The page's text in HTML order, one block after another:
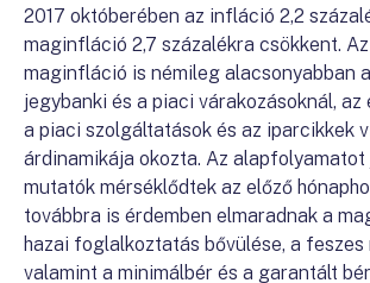
2017 októberében az infláció 2,2
maginfláció 2,7 százalékra csökkent.
maginfláció is némileg alacsonyabban
jegybanki és a piaci várakozásoknál,
a piaci szolgáltatások és az iparcikkek
árdinamikája okozta. Az alapfolyamatot
mutatók mérséklődtek az előző
továbbra is érdemben elmaradnak a
hazai foglalkoztatás bővülése, a feszes
valamint a minimálbér és a garantált